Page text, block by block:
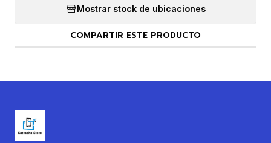
Mostrar stock de ubicaciones
COMPARTIR ESTE PRODUCTO